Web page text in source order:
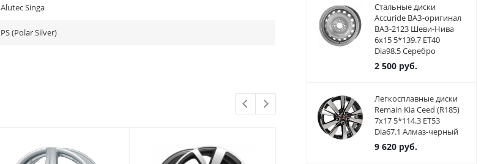
Alutec Singa
PS (Polar Silver)
Стальные диски
Accuride ВАЗ-оригинал
ВАЗ-2123 Шеви-Нива
6x15 5*139.7 ET40
Dia98.5 Серебро
2 500руб.
Легкосплавные диски
Remain Kia Ceed (R185)
7x17 5*114.3 ET53
Dia67.1 Алмаз-черный
9 620руб.